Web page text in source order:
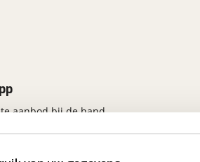
aanbod bij de hand.